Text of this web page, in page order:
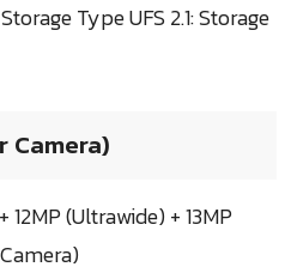
Type UFS 2.1: Storage
Camera)
(Ultrawide) + 13MP